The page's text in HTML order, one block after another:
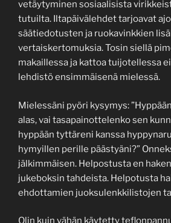
vetäytyminen sosiaalisista
tutuilta. Iltapäivälehdet tarjoavat
säätiedotusten ja ruokavinkkien
vertaiskertomuksia. Tosin siellä
makaillessa ja kattoa tuijotellessa
lehdistö ensimmäisenä mielessä.
Mielessäni pyöri kysymys:
alas, vai tasapainottelenko sen
hyppään tyttäreni kanssa
hymyillen perille päästyäni?”
jälkimmäisen. Helpostusta en
jukeboksin tahdeista. Helpotusta
ehdottamien juoksulenkkilistojen
Olin kuin vähän käytetty